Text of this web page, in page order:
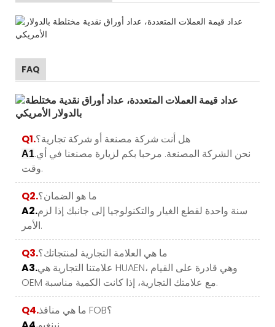
FAQ
Q1.هل أنت شركة مصنعة أو شركة تجارية؟
A1.نحن الشركة المصنعة. مرحبا بكم لزيارة مصنعنا في أي
وقت.
Q2.ما هو الضمان؟
A2.سنة واحدة لقطع الغيار والتكنولوجيا إلى جانبك إذا لزم
الأمر.
Q3.ما هي العلامة التجارية لمنتجاتك؟
A3.علامتنا التجارية هي HUAEN، وهي قادرة على القيام
OEM مع علامتك التجارية، إذا كانت الكمية مناسبة.
Q4.
ما هي منافذ FOB؟